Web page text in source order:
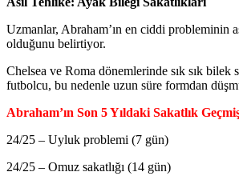
Uzmanlar, Abraham’ın en ciddi probleminin
olduğunu belirtiyor.
Chelsea ve Roma dönemlerinde sık sık bilek
futbolcu, bu nedenle uzun süre formdan
Abraham’ın Son 5 Yıldaki Sakatlık
24/25 – Uyluk problemi (7 gün)
24/25 – Omuz sakatlığı (14 gün)